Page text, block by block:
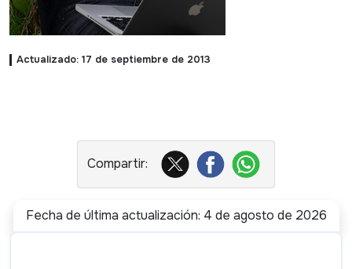
Actualizado: 17 de septiembre de 2013
Fecha de última actualización: 4 de agosto de 2026